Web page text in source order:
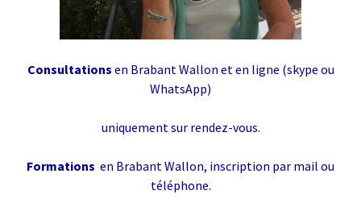
Consultations en Brabant Wallon et en ligne (skype ou
WhatsApp)
uniquement sur rendez-vous.
Formations en Brabant Wallon, inscription par mail ou
téléphone.